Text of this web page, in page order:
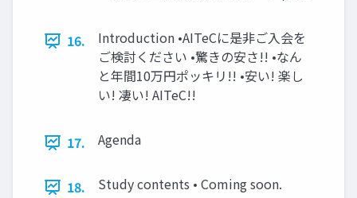
16.
Introduction •AITeCに是非ご入会を
ご検討ください •驚きの安さ!! •なん
と年間10万円ポッキリ!! •安い! 楽し
い! 凄い! AITeC!!
17. Agenda
18. Study contents • Coming soon.